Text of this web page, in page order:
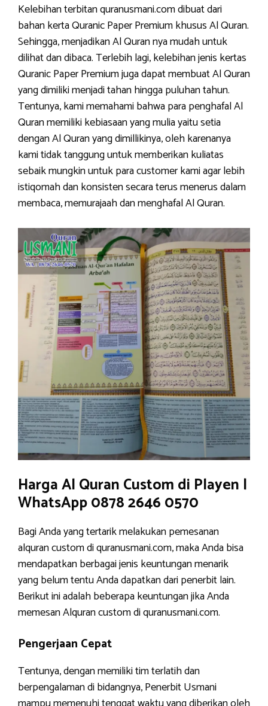
Kelebihan terbitan quranusmani.com dibuat dari
bahan kerta Quranic Paper Premium khusus Al Quran.
Sehingga, menjadikan Al Quran nya mudah untuk
dilihat dan dibaca. Terlebih lagi, kelebihan jenis kertas
Quranic Paper Premium juga dapat membuat Al Quran
yang dimiliki menjadi tahan hingga puluhan tahun.
Tentunya, kami memahami bahwa para penghafal Al
Quran memiliki kebiasaan yang mulia yaitu setia
dengan Al Quran yang dimillikinya, oleh karenanya
kami tidak tanggung untuk memberikan kuliatas
sebaik mungkin untuk para customer kami agar lebih
istiqomah dan konsisten secara terus menerus dalam
membaca, memurajaah dan menghafal Al Quran.
Harga Al Quran Custom di Playen |
WhatsApp 0878 2646 0570
Bagi Anda yang tertarik melakukan pemesanan
alquran custom di quranusmani.com, maka Anda bisa
mendapatkan berbagai jenis keuntungan menarik
yang belum tentu Anda dapatkan dari penerbit lain.
Berikut ini adalah beberapa keuntungan jika Anda
memesan Alquran custom di quranusmani.com.
Pengerjaan Cepat
Tentunya, dengan memiliki tim terlatih dan
berpengalaman di bidangnya, Penerbit Usmani